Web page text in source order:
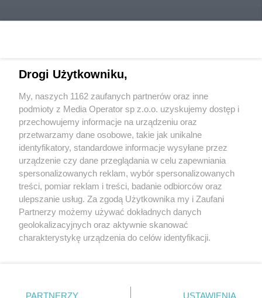
Wydawca mediów
Nie zapomnij
zapoznać się z:
polityką prywatności regulamin korzystania z portali
Twojemiasto
Piekary Śląskie
Chorzów
Tarnowskie Góry
Ruda Śląska
Świętochłowice
Skontakuj sięz nami
Kontakt
Wydawca
Redakcja
Reklama
Drogi Użytkowniku,
My, naszych 1162 zaufanych partnerów oraz inne
podmioty z Media Operator sp z.o.o. uzyskujemy dostęp i
przechowujemy informacje na urządzeniu oraz
przetwarzamy dane osobowe, takie jak unikalne
identyfikatory, standardowe informacje wysyłane przez
urządzenie czy dane przeglądania w celu zapewniania
spersonalizowanych reklam, wybór spersonalizowanych
treści, pomiar reklam i treści, badanie odbiorców oraz
ulepszanie usług. Za zgodą Użytkownika my i Zaufani
Partnerzy możemy używać dokładnych danych
geolokalizacyjnych oraz aktywnie skanować
charakterystykę urządzenia do celów identyfikacji.
zmienić/wycofać klikając przycisk ustawień prywatności
PARTNERZY USTAWIENIA